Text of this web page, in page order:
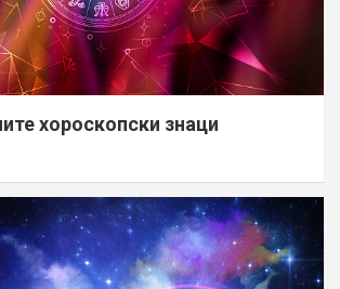
хороскопски знаци